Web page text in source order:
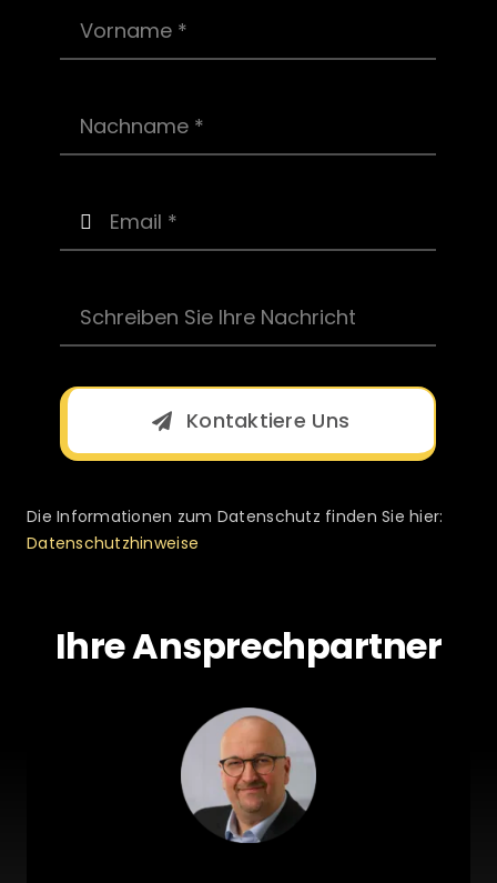
Ihre Ansprechpartner
Kontaktiere Uns
Die Informationen zum Datenschutz finden Sie hier:
Datenschutzhinweise